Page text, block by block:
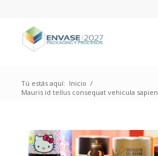
Tú estás aquí: Inicio /
Mauris id tellus consequat vehicula sapien